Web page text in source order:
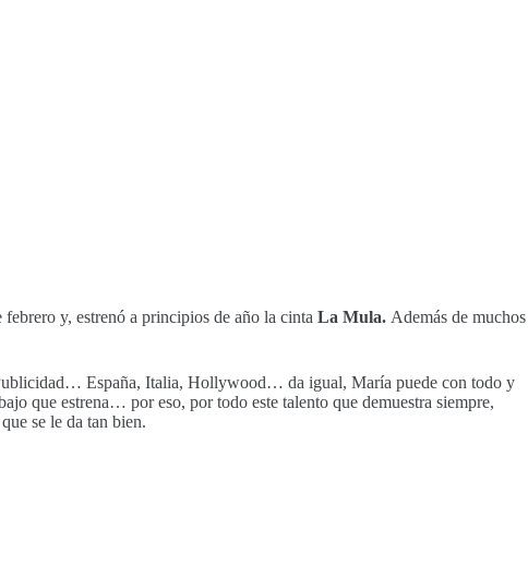
febrero y, estrenó a principios de año la cinta La Mula. Además de muchos
España, Italia, Hollywood… da igual, María puede con todo y
que estrena… por eso, por todo este talento que demuestra siempre,
se le da tan bien.